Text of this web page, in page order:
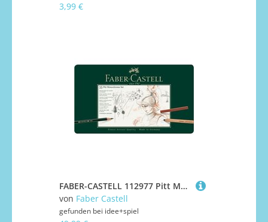
3,99 €
FABER-CASTELL 112977 Pitt Monochrome Set, 33er Metalletui
von Faber Castell
gefunden bei idee+spiel